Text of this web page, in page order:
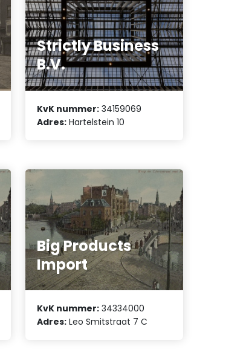
Strictly Business
B.V.
KvK nummer: 34159069
Adres: Hartelstein 10
Big Products
Import
KvK nummer: 34334000
Adres: Leo Smitstraat 7 C